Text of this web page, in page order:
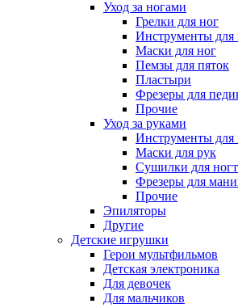
Уход за ногами
Грелки для ног
Инструменты для
Маски для ног
Пемзы для пяток
Пластыри
Фрезеры для
Прочие
Уход за руками
Инструменты
Маски для рук
Сушилки для
Фрезеры для
Прочие
Эпиляторы
Другие
Детские игрушки
Герои мультфильмов
Детская электроника
Для девочек
Для мальчиков